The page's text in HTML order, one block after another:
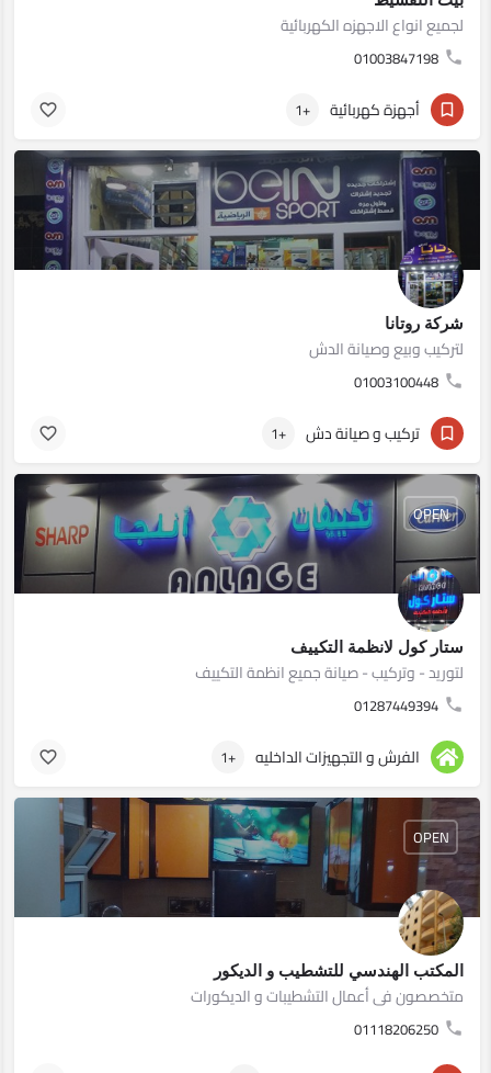
لجميع انواع الاجهزه الكهربائية
01003847198
أجهزة كهربائية +1
شركة روتانا
لتركيب وبيع وصيانة الدش
01003100448
تركيب و صيانة دش +1
ستار كول لانظمة التكييف
لتوريد - وتركيب - صيانة جميع انظمة التكييف
01287449394
OPEN
الفرش و التجهيزات الداخليه +1
المكتب الهندسي للتشطيب و الديكور
متخصصون فى أعمال التشطيبات و الديكورات
01118206250
OPEN